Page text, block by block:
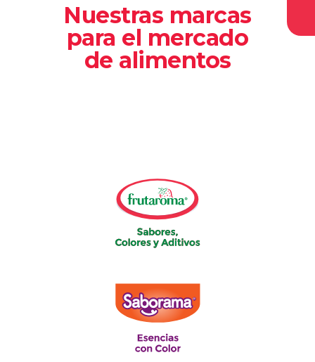
Nuestras marcas
para el mercado
de alimentos